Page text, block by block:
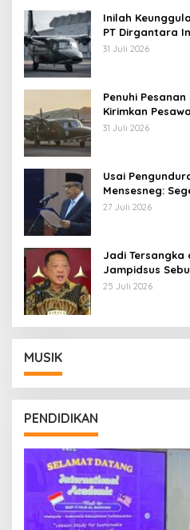
Inilah
PT Dirgantara
Berbagai
31 Juli 2026
Penuhi Pesanan
Kirimkan
AU
31 Juli 2026
Usai
Mensesneg:
Pemberhentian
27 Juli 2026
Jadi Tersangka
Jampidsus
Kriminalisasi
25 Juli 2026
MUSIK
PENDIDIKAN